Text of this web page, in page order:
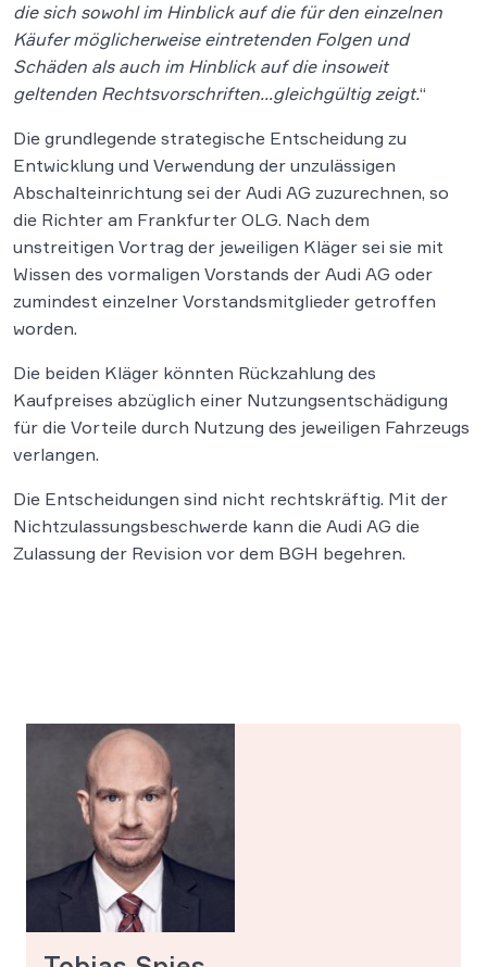
die sich sowohl im Hinblick auf die für den einzelnen
Käufer möglicherweise eintretenden Folgen und
Schäden als auch im Hinblick auf die insoweit
geltenden Rechtsvorschriften…gleichgültig zeigt.“
Die grundlegende strategische Entscheidung zu
Entwicklung und Verwendung der unzulässigen
Abschalteinrichtung sei der Audi AG zuzurechnen, so
die Richter am Frankfurter OLG. Nach dem
unstreitigen Vortrag der jeweiligen Kläger sei sie mit
Wissen des vormaligen Vorstands der Audi AG oder
zumindest einzelner Vorstandsmitglieder getroffen
worden.
Die beiden Kläger könnten Rückzahlung des
Kaufpreises abzüglich einer Nutzungsentschädigung
für die Vorteile durch Nutzung des jeweiligen Fahrzeugs
verlangen.
Die Entscheidungen sind nicht rechtskräftig. Mit der
Nichtzulassungsbeschwerde kann die Audi AG die
Zulassung der Revision vor dem BGH begehren.